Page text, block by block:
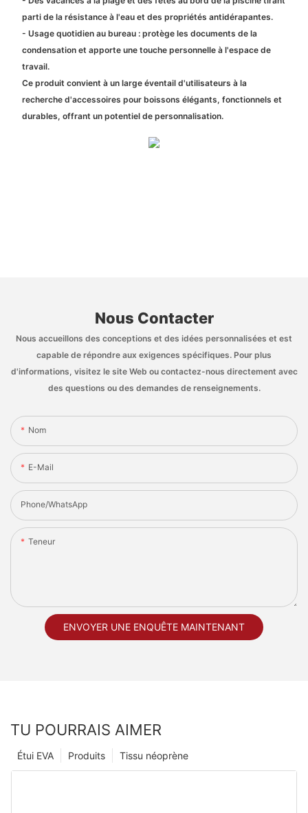
parti de la résistance à l'eau et des propriétés antidérapantes.
- Usage quotidien au bureau : protège les documents de la
condensation et apporte une touche personnelle à l'espace de
travail.
Ce produit convient à un large éventail d'utilisateurs à la
recherche d'accessoires pour boissons élégants, fonctionnels et
durables, offrant un potentiel de personnalisation.
Nous Contacter
Nous accueillons des conceptions et des idées personnalisées et est
capable de répondre aux exigences spécifiques. Pour plus
d'informations, visitez le site Web ou contactez-nous directement avec
des questions ou des demandes de renseignements.
Nom
E-Mail
Phone/whatsApp
Teneur
ENVOYER UNE ENQUÊTE MAINTENANT
TU POURRAIS AIMER
Tissu néoprène
Produits
Étui EVA